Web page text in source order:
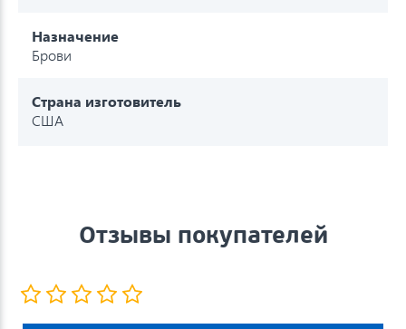
Назначение
Брови
Страна изготовитель
США
Отзывы покупателей